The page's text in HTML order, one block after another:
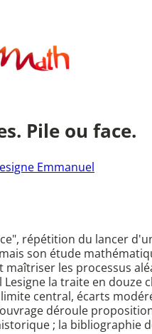
Pile ou face.
Emmanuel
répétition du lancer
son étude
maîtriser les processus
Lesigne la traite en douze
central, écarts
déroule
; la bibliographie